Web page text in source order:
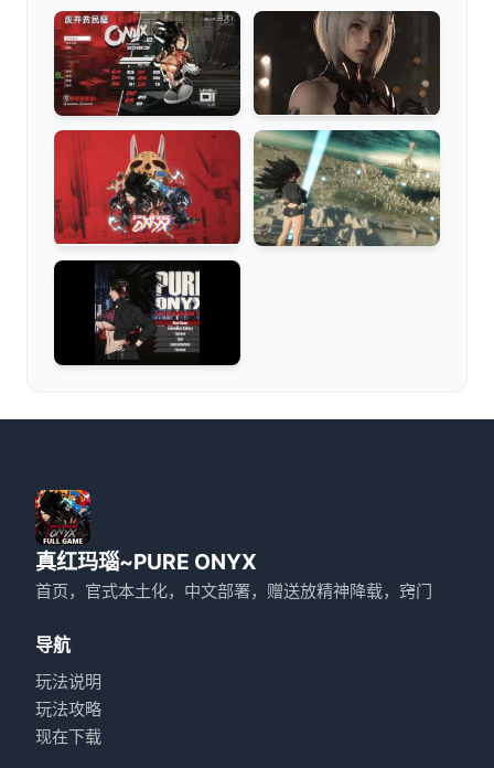
真红玛瑙~PURE ONYX
首页，官式本土化，中文部署，赠送放精神降载，窍门
导航
玩法说明
玩法攻略
现在下载